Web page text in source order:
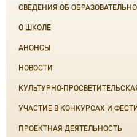
СВЕДЕНИЯ ОБ
О ШКОЛЕ
АНОНСЫ
НОВОСТИ
КУЛЬТУРНО-
УЧАСТИЕ В КОНКУРСАХ И
ПРОЕКТНАЯ ДЕЯТЕЛЬНОСТЬ